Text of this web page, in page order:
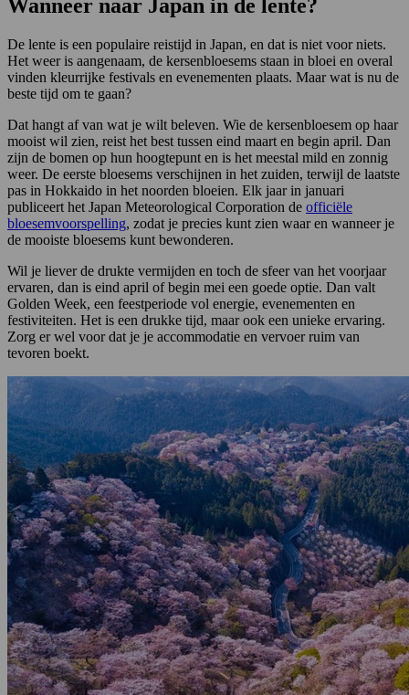
Wanneer naar Japan in de lente?
De lente is een populaire reistijd in Japan, en dat is niet voor niets.
Het weer is aangenaam, de kersenbloesems staan in bloei en overal
vinden kleurrijke festivals en evenementen plaats. Maar wat is nu de
beste tijd om te gaan?
Dat hangt af van wat je wilt beleven. Wie de kersenbloesem op haar
mooist wil zien, reist het best tussen eind maart en begin april. Dan
zijn de bomen op hun hoogtepunt en is het meestal mild en zonnig
weer. De eerste bloesems verschijnen in het zuiden, terwijl de laatste
pas in Hokkaido in het noorden bloeien. Elk jaar in januari
publiceert het Japan Meteorological Corporation de officiële
bloesemvoorspelling, zodat je precies kunt zien waar en wanneer je
de mooiste bloesems kunt bewonderen.
Wil je liever de drukte vermijden en toch de sfeer van het voorjaar
ervaren, dan is eind april of begin mei een goede optie. Dan valt
Golden Week, een feestperiode vol energie, evenementen en
festiviteiten. Het is een drukke tijd, maar ook een unieke ervaring.
Zorg er wel voor dat je je accommodatie en vervoer ruim van
tevoren boekt.